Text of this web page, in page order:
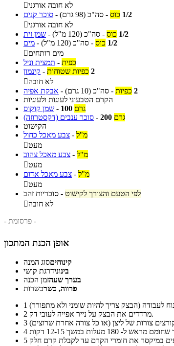
לא חובה אורגני
סוכר קנים - 1/2 כוס - סה"כ (98 גרם)
לא חובה אורגני
שמן זית - 1/2 כוס - סה"כ (120 מ"ל)
מים - 1/2 כוס - סה"כ (120 מ"ל)
מים רותחים
תמצית וניל - כפית
קינמון - 2 כפיות שטוחות
לא חובה
אבקת אפיה - 2 כפיות - סה"כ (10 גרם)
הקרם הטבעוני לעוגות ולעוגיות
שמן קוקוס - 100 גרם
סוכר ענבים (דקסטרוזה) - 200 גרם
הקישוט
צבע מאכל כחול - מ"ל
מעט
צבע מאכל צהוב - מ"ל
מעט
צבע מאכל אדום - מ"ל
מעט
סוכריות זהב - לפי הטעם והצורך לקישוט
לא חובה
- פרסומת -
אופן הכנת המתכון
קינוחיםסוג המנה
בינונידרגת קושי
בערך שעהזמן הכנה
פרווה, כשרכשרות
1
2
מרדדים את הבצק על נייר אפייה לעובי דק.
3
4
5